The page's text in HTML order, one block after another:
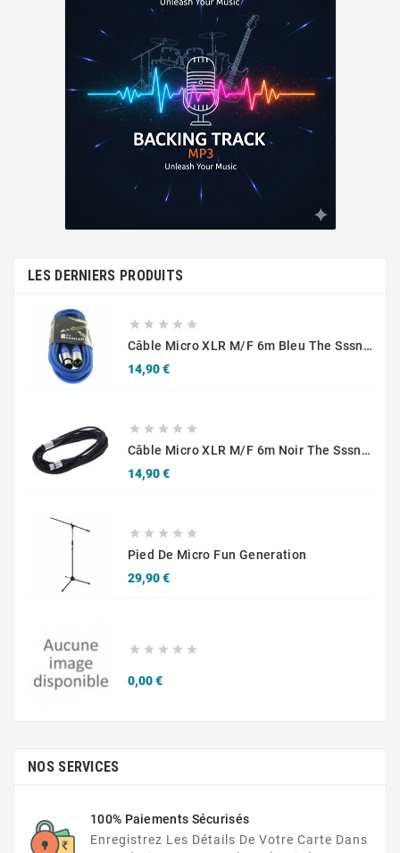
LES DERNIERS PRODUITS
    
Câble Micro XLR M/F 6m Bleu The Sssnake SM6BL
14,90 €Prix
    
Câble Micro XLR M/F 6m Noir The Sssnake SM6BK
14,90 €Prix
    
Pied De Micro Fun Generation
29,90 €Prix
    
0,00 €Prix
NOS SERVICES
100% Paiements Sécurisés
Enregistrez Les Détails De Votre Carte Dans